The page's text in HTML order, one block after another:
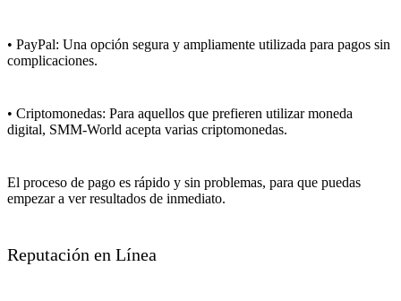
• PayPal: Una opción segura y ampliamente utilizada para pagos sin
complicaciones.
• Criptomonedas: Para aquellos que prefieren utilizar moneda
digital, SMM-World acepta varias criptomonedas.
El proceso de pago es rápido y sin problemas, para que puedas
empezar a ver resultados de inmediato.
Reputación en Línea